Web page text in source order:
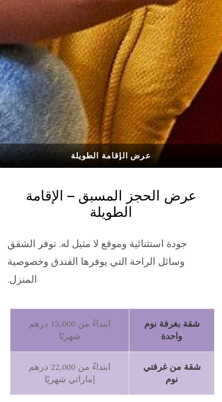
عرض الإقامة الطويلة
عرض الحجز المسبق – الإقامة
الطويلة
جودة استثنائية وموقع لا مثيل له. توفر الشقق
وسائل الراحة التي يوفرها الفندق وخصوصية
المنزل.
شقة بغرفة نوم
واحدة
ابتداءً من 15,000 درهم
شهريًا
شقة من غرفتي
نوم
ابتداءً من 22
,000 درهم
إماراتي شهريًا